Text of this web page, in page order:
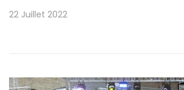
22 Juillet 2022